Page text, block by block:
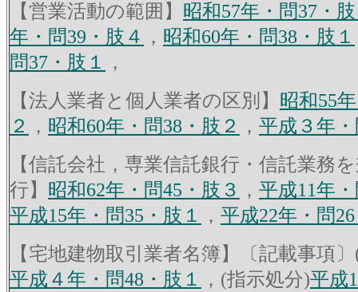
【営業活動の範囲】 昭和57年・問37・
年・問39・肢４
， 昭和60年・問38・肢１
問37・肢１
，
【法人業者と個人業者の区別】 昭和55
２
， 昭和60年・問38・肢２ ， 平成３年
【信託会社，専業信託銀行・信託業務
行】 昭和62年・問45・肢３ ， 平成11年
平成15年・問35・肢１
， 平成22年・問
【宅地建物取引業者名簿】
〔記載事項
平成４年・問48・肢１
，(指示処分)平成